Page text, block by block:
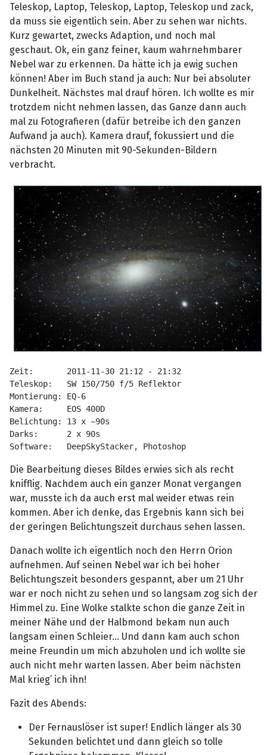
Teleskop, Laptop, Teleskop, Laptop, Teleskop und zack,
da muss sie eigentlich sein. Aber zu sehen war nichts.
Kurz gewartet, zwecks Adaption, und noch mal
geschaut. Ok, ein ganz feiner, kaum wahrnehmbarer
Nebel war zu erkennen. Da hätte ich ja ewig suchen
können! Aber im Buch stand ja auch: Nur bei absoluter
Dunkelheit. Nächstes mal drauf hören. Ich wollte es mir
trotzdem nicht nehmen lassen, das Ganze dann auch
mal zu Fotografieren (dafür betreibe ich den ganzen
Aufwand ja auch). Kamera drauf, fokussiert und die
nächsten 20 Minuten mit 90-Sekunden-Bildern
verbracht.
Zeit:       2011-11-30 21:12 - 21:32
Teleskop:   SW 150/750 f/5 Reflektor
Montierung: EQ-6
Kamera:     EOS 400D
Belichtung: 13 x ~90s
Darks:      2 x 90s
Software:   DeepSkyStacker, Photoshop
Die Bearbeitung dieses Bildes erwies sich als recht
knifflig. Nachdem auch ein ganzer Monat vergangen
war, musste ich da auch erst mal weider etwas rein
kommen. Aber ich denke, das Ergebnis kann sich bei
der geringen Belichtungszeit durchaus sehen lassen.
Danach wollte ich eigentlich noch den Herrn Orion
aufnehmen. Auf seinen Nebel war ich bei hoher
Belichtungszeit besonders gespannt, aber um 21 Uhr
war er noch nicht zu sehen und so langsam zog sich der
Himmel zu. Eine Wolke stalkte schon die ganze Zeit in
meiner Nähe und der Halbmond bekam nun auch
langsam einen Schleier… Und dann kam auch schon
meine Freundin um mich abzuholen und ich wollte sie
auch nicht mehr warten lassen. Aber beim nächsten
Mal krieg’ ich ihn!
Fazit des Abends:
Der Fernauslöser ist super! Endlich länger als 30
Sekunden belichtet und dann gleich so tolle